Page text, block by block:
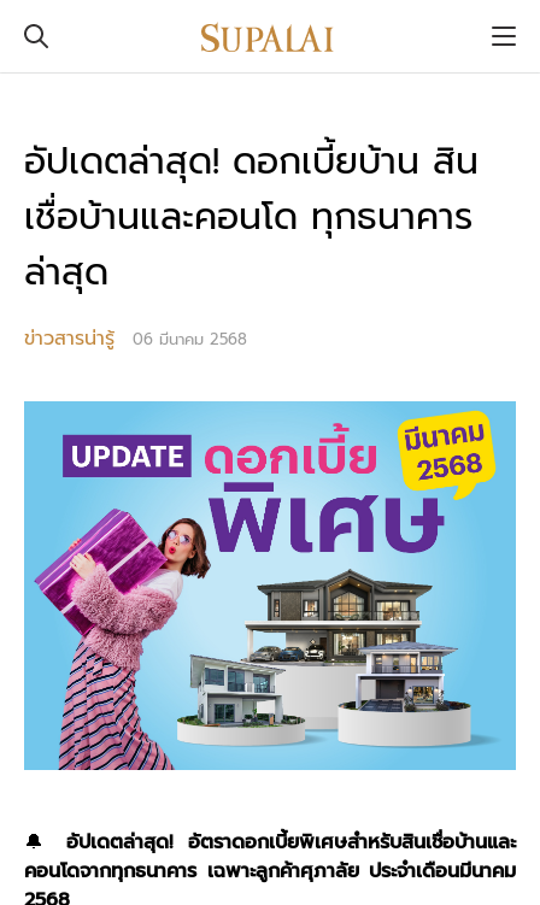
อัปเดตล่าสุด! ดอกเบี้ยบ้าน สิน
เชื่อบ้านและคอนโด ทุกธนาคาร
ล่าสุด
ข่าวสารน่ารู้ 06 มีนาคม 2568
🔔 อัปเดตล่าสุด! อัตราดอกเบี้ยพิเศษสำหรับสินเชื่อบ้านและ
คอนโดจากทุกธนาคาร เฉพาะลูกค้าศุภาลัย ประจำเดือนมีนาคม